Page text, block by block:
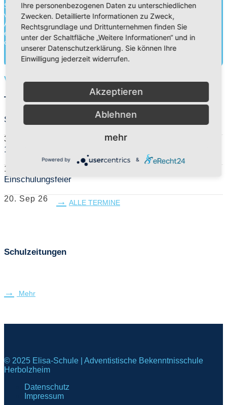
Schule ist mehr als Wissensvermittlung. Durch die Zusammenarbeit
von Schülern, Lehrern und Eltern gehen wir an unseren
Adventistischen Bekenntnisschulen eine Erziehungspartnerschaft
ein. Neben der Wissensvermittlung legen wir ebenso Wert auf die
charakterliche Entwick...
Mehr herausfinden
Vorschüler
Termine
Sommerferien
30. Jul 26
1. Schultag
14. Sep 26
Einschulungsfeier
20. Sep 26 ALLE TERMINE
Schulzeitungen
Mehr
© 2025 Elisa-Schule | Adventistische Bekenntnisschule
Herbolzheim
Datenschutz
Impressum
Ihre personenbezogenen Daten zu unterschiedlichen
Zwecken. Detaillierte Informationen zu Zweck,
Rechtsgrundlage und Drittunternehmen finden Sie
unter der Schaltfläche „Weitere Informationen“ und in
unserer Datenschutzerklärung. Sie können Ihre
Einwilligung jederzeit widerrufen.
Akzeptieren
Ablehnen
mehr
Powered by &